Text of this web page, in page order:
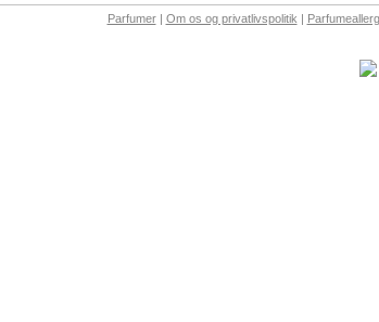
Parfumer| Om os og privatlivspolitik |